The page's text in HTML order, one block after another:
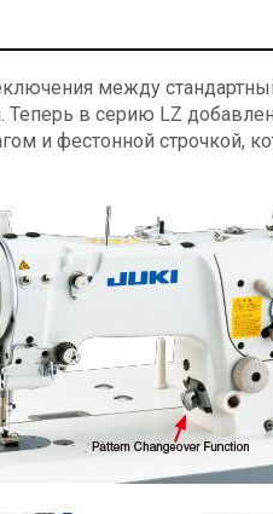
между
Теперь в серию LZ
и фестонной строчкой,